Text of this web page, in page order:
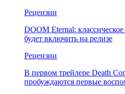
Рецензии
DOOM Eternal:
будет включить на релизе
Рецензии
В первом трейлере Death
пробуждаются первые